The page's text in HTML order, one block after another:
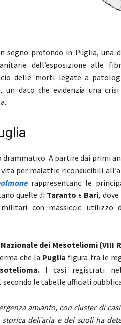
segno profondo in Puglia, una
dell’esposizione alle
delle morti legate a
dato che evidenzia una
drammatico. A partire dai primi
per malattie riconducibili
rappresentano le
quelle di Tarantoe Bari, dove
con massiccio utilizzo
dei Mesoteliomi (VIII
che la Puglia figura fra le
I casi registrati
secondo le tabelle ufficiali
amianto, con cluster di
dell’aria e dei suoli ha